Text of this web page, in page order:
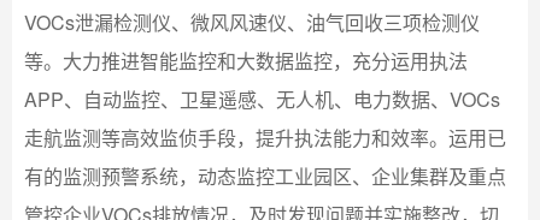
VOCs泄漏检测仪、微风风速仪、油气回收三项检测仪
等。大力推进智能监控和大数据监控，充分运用执法
APP、自动监控、卫星遥感、无人机、电力数据、VOCs
走航监测等高效监侦手段，提升执法能力和效率。运用已
有的监测预警系统，动态监控工业园区、企业集群及重点